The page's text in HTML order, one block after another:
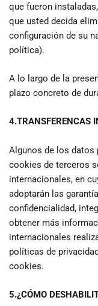
que fueron
que usted decida
configuración de su
política).
A lo largo de la
plazo concreto de
4.TRANSFERENCAS
Algunos de los datos
cookies de terceros
internacionales, en
adoptarán las
confidencialidad,
obtener más
internacionales
políticas de
cookies.
5.¿CÓMO